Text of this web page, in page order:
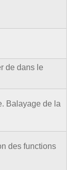
de dans le
Balayage de la
des functions